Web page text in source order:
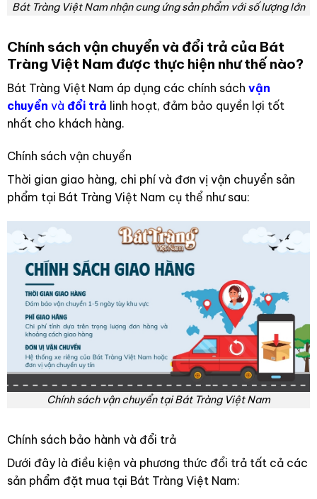
Bát Tràng Việt Nam nhận cung ứng sản phẩm với số lượng lớn
Chính sách vận chuyển và đổi trả của Bát
Tràng Việt Nam được thực hiện như thế nào?
Bát Tràng Việt Nam áp dụng các chính sách vận
chuyển và đổi trả linh hoạt, đảm bảo quyền lợi tốt
nhất cho khách hàng.
Chính sách vận chuyển
Thời gian giao hàng, chi phí và đơn vị vận chuyển sản
phẩm tại Bát Tràng Việt Nam cụ thể như sau:
Chính sách vận chuyển tại Bát Tràng Việt Nam
Chính sách bảo hành và đổi trả
Dưới đây là điều kiện và phương thức đổi trả tất cả các
sản phẩm đặt mua tại Bát Tràng Việt Nam: